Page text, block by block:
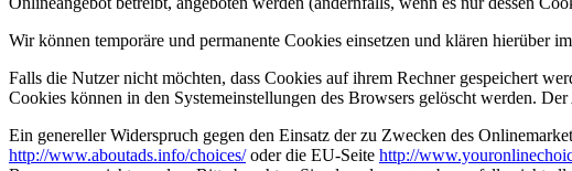
Wir können temporäre und permanente Cookies einsetzen und klären hierüber
Falls die Nutzer nicht möchten, dass Cookies auf ihrem Rechner gespeichert
Cookies können in den Systemeinstellungen des Browsers gelöscht werden.
Ein genereller Widerspruch gegen den Einsatz der zu Zwecken des
http://www.aboutads.info/choices/oder die EU-Seite http://